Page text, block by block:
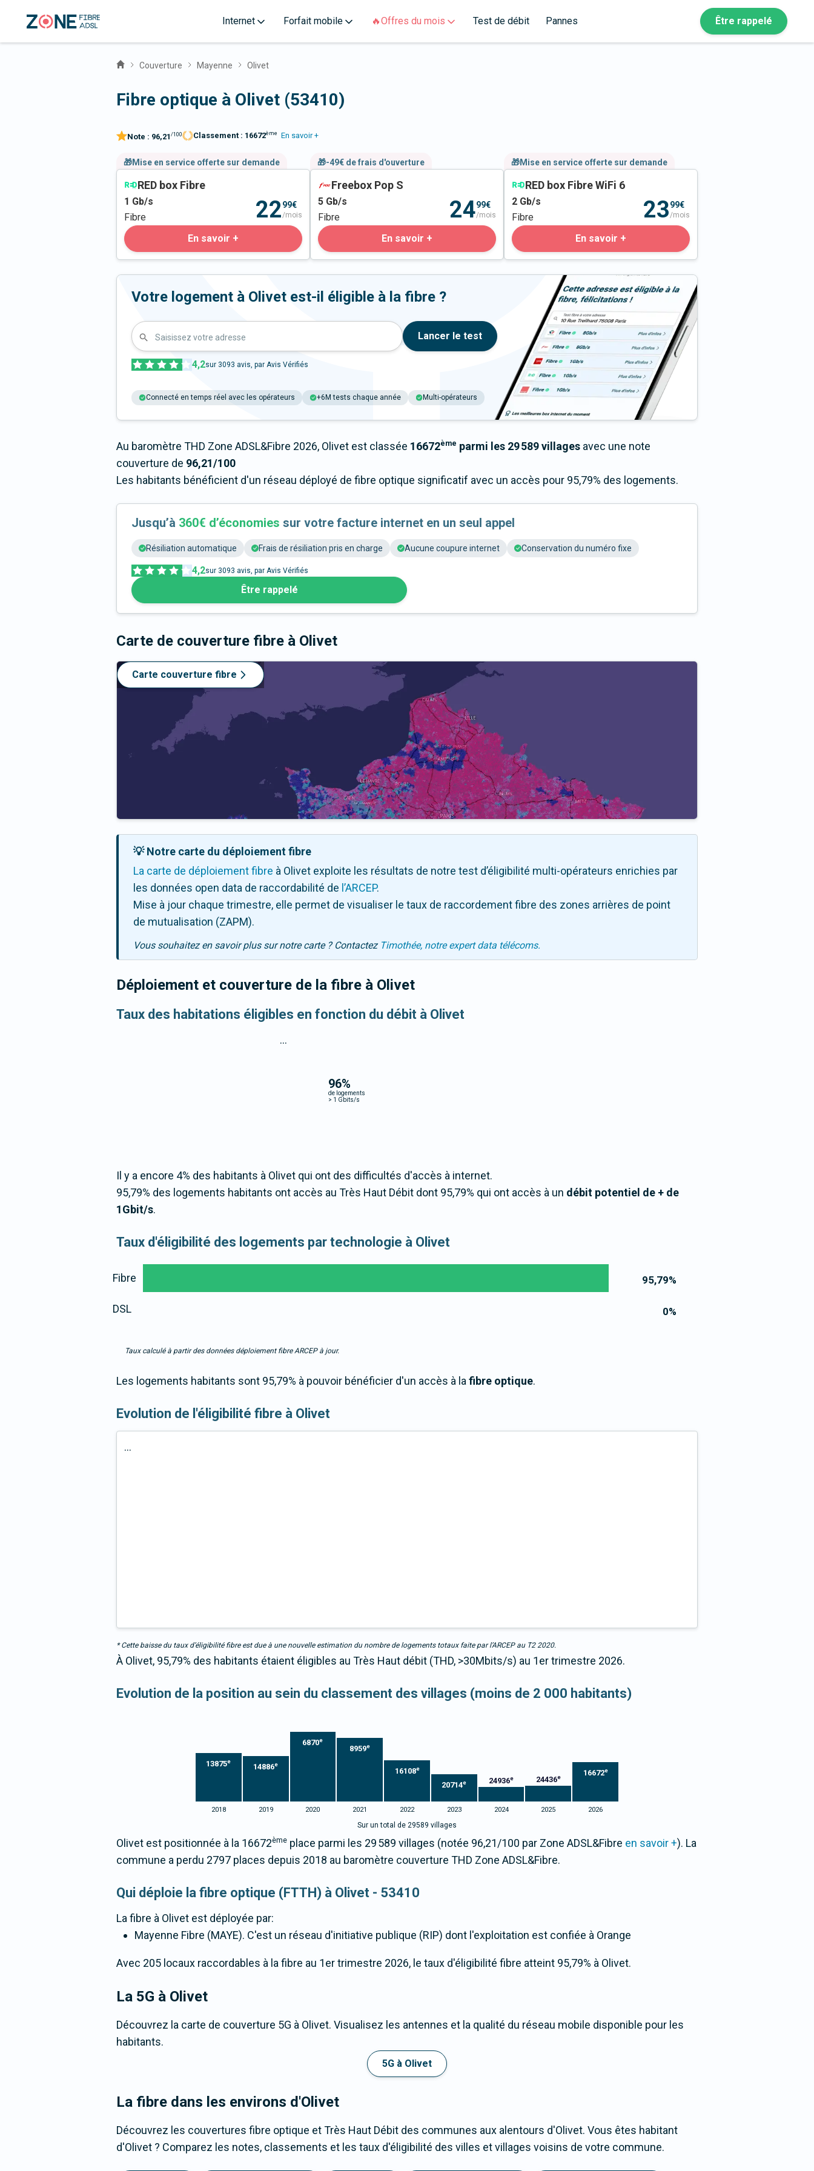
Internet Forfait mobile 🔥Offres du mois Test de débit Pannes Être rappelé
Couverture Mayenne Olivet
Fibre optique à Olivet (53410)
Note : 96,21 /100 Classement : 16672ème En savoir +
🎁Mise en service offerte sur demande
RED box Fibre
1 Gb/s
Fibre
2299€
/mois
En savoir +
🎁-49€ de frais d'ouverture
Freebox Pop S
5 Gb/s
Fibre
2499€
/mois
En savoir +
🎁Mise en service offerte sur demande
RED box Fibre WiFi 6
2 Gb/s
Fibre
2399€
/mois
En savoir +
Votre logement à Olivet est-il éligible à la fibre ?
Saisissez votre adresse Lancer le test
4,2sur 3093 avis, par Avis Vérifiés
Connecté en temps réel avec les opérateurs +6M tests chaque année Multi-opérateurs
Au baromètre THD Zone ADSL&Fibre 2026, Olivet est classée 16672ème parmi les 29 589 villages avec une note
couverture de 96,21/100
Les habitants bénéficient d'un réseau déployé de fibre optique significatif avec un accès pour 95,79% des logements.
Jusqu’à 360€ d’économies sur votre facture internet en un seul appel
Résiliation automatique Frais de résiliation pris en charge Aucune coupure internet Conservation du numéro fixe
4,2sur 3093 avis, par Avis Vérifiés
Être rappelé
Carte de couverture fibre à Olivet
Carte couverture fibre
💡 Notre carte du déploiement fibre
La carte de déploiement fibre à Olivet exploite les résultats de notre test d’éligibilité multi-opérateurs enrichies par
les données open data de raccordabilité de l’ARCEP.
Mise à jour chaque trimestre, elle permet de visualiser le taux de raccordement fibre des zones arrières de point
de mutualisation (ZAPM).
Vous souhaitez en savoir plus sur notre carte ? Contactez Timothée, notre expert data télécoms.
Déploiement et couverture de la fibre à Olivet
Taux des habitations éligibles en fonction du débit à Olivet
96%
de logements
> 1 Gbits/s
...
Il y a encore 4% des habitants à Olivet qui ont des difficultés d'accès à internet.
95,79% des logements habitants ont accès au Très Haut Débit dont 95,79% qui ont accès à un débit potentiel de + de
1Gbit/s.
Taux d'éligibilité des logements par technologie à Olivet
95,79%
0%
Fibre
DSL
Taux calculé à partir des données déploiement fibre ARCEP à jour.
Les logements habitants sont 95,79% à pouvoir bénéficier d'un accès à lafibre optique.
Evolution de l'éligibilité fibre à Olivet
...
* Cette baisse du taux d’éligibilité fibre est due à une nouvelle estimation du nombre de logements totaux faite par l’ARCEP au T2 2020.
À Olivet, 95,79% des habitants étaient éligibles au Très Haut débit (THD, >30Mbits/s) au 1er trimestre 2026.
Evolution de la position au sein du classement des villages (moins de 2 000 habitants)
13875e
14886e
6870e
8959e
16108e
20714e 24936e 24436e 16672e
2018 2019 2020 2021 2022 2023 2024 2025 2026
Sur un total de 29589 villages
Olivet est positionnée à la 16672ème place parmi les 29 589 villages (notée 96,21/100 par Zone ADSL&Fibre en savoir +). La
commune a perdu 2797 places depuis 2018 au baromètre couverture THD Zone ADSL&Fibre.
Qui déploie la fibre optique (FTTH) à Olivet - 53410
La fibre à Olivet est déployée par:
Mayenne Fibre (MAYE). C'est un réseau d'initiative publique (RIP) dont l'exploitation est confiée à Orange
Avec 205 locaux raccordables à la fibre au 1er trimestre 2026, le taux d'éligibilité fibre atteint 95,79% à Olivet.
La 5G à Olivet
Découvrez la carte de couverture 5G à Olivet. Visualisez les antennes et la qualité du réseau mobile disponible pour les
habitants.
5G à Olivet
La fibre dans les environs d'Olivet
Découvrez les couvertures fibre optique et Très Haut Débit des communes aux alentours d'Olivet. Vous êtes habitant
d'Olivet ? Comparez les notes, classements et les taux d'éligibilité des villes et villages voisins de votre commune.